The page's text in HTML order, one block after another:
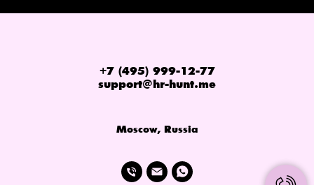
+7 (495) 999-12-77
support@hr-hunt.me
Moscow, Russia